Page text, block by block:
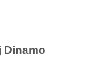
Dinamo